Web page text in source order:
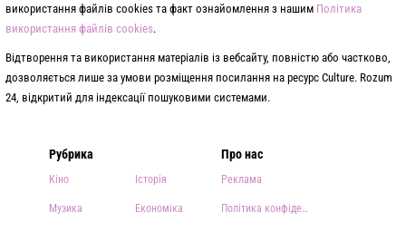
Рубрика
Кіно
Музика
Історія
Економіка
Про нас
Реклама
Політика конфіденційності
використання файлів cookies та факт ознайомлення з нашим Політика
використання файлів cookies.
Відтворення та використання матеріалів із вебсайту, повністю або частково,
дозволяється лише за умови розміщення посилання на ресурс Culture. Rozum
24, відкритий для індексації пошуковими системами.